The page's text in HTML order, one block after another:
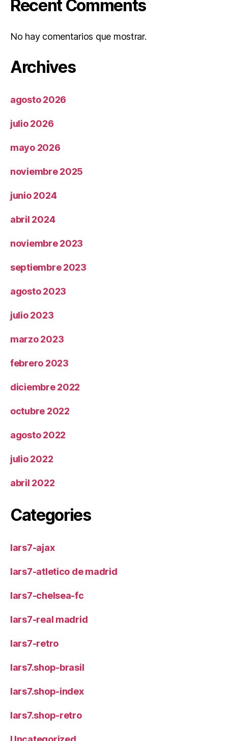
Recent Comments
No hay comentarios que mostrar.
Archives
agosto 2026
julio 2026
mayo 2026
noviembre 2025
junio 2024
abril 2024
noviembre 2023
septiembre 2023
agosto 2023
julio 2023
marzo 2023
febrero 2023
diciembre 2022
octubre 2022
agosto 2022
julio 2022
abril 2022
Categories
lars7-ajax
lars7-atletico de madrid
lars7-chelsea-fc
lars7-real madrid
lars7-retro
lars7.shop-brasil
lars7.shop-index
lars7.shop-retro